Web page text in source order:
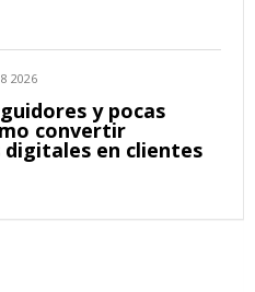
2026
y pocas
convertir
digitales en clientes